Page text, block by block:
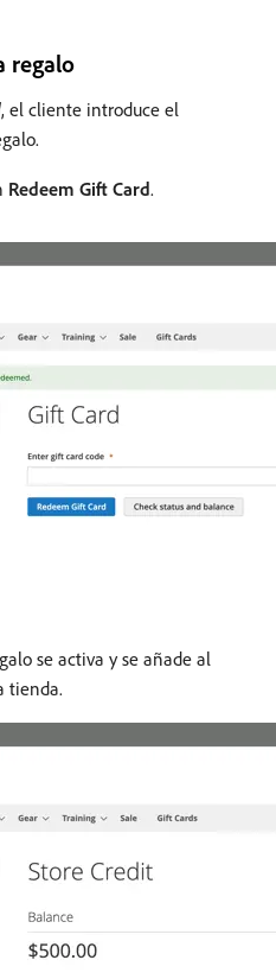
regalo
, el cliente introduce el
Redeem Gift Card.
se activa y se añade al
tienda.